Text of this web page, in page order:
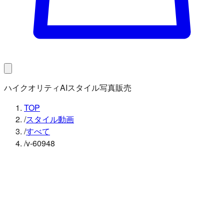
ハイクオリティAIスタイル写真販売
TOP
/スタイル動画
/すべて
/v-60948